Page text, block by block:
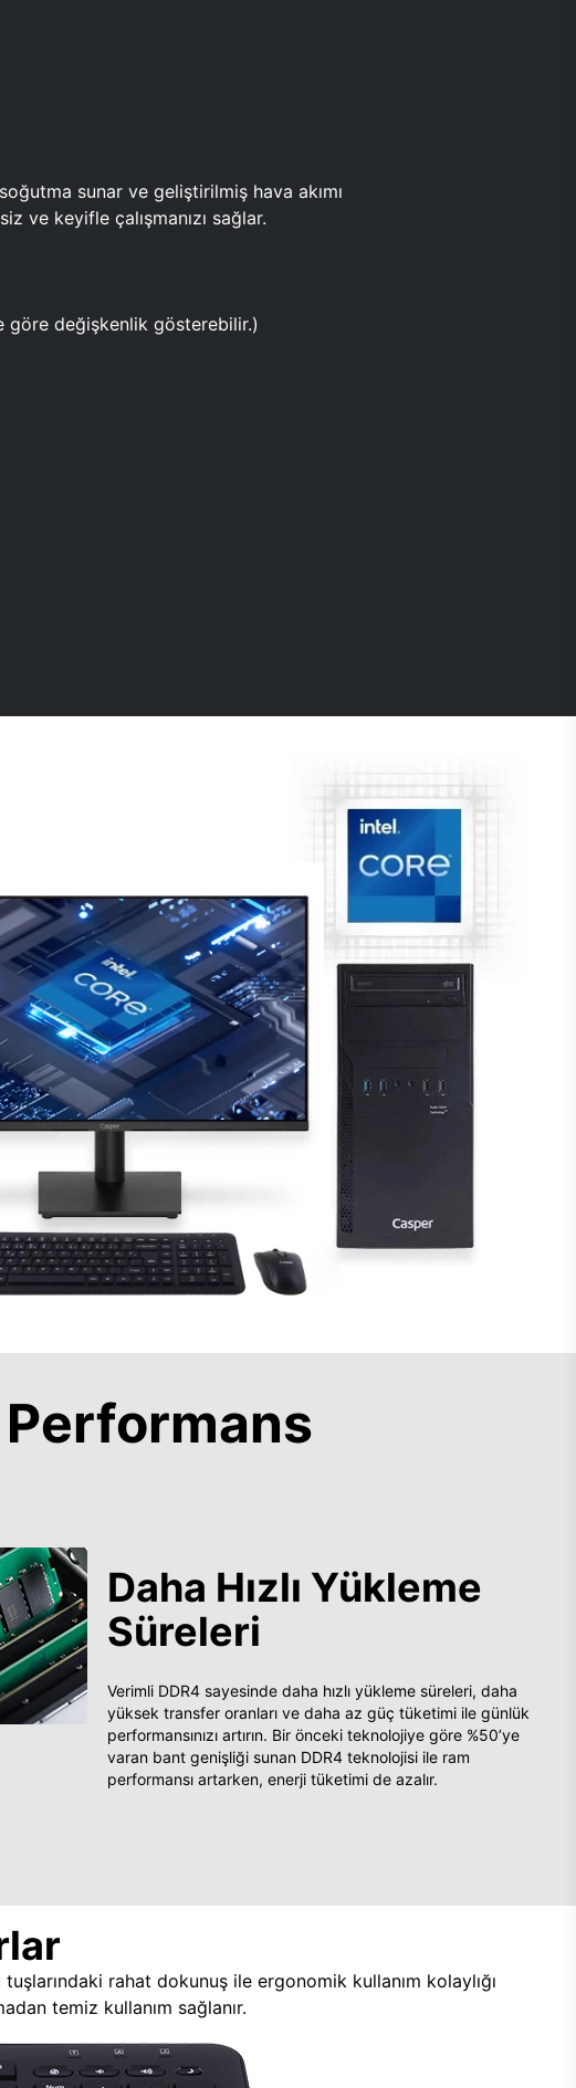
sunar ve geliştirilmiş hava akımı
ve keyifle çalışmanızı sağlar.
göre değişkenlik gösterebilir.)
Daha Hızlı Yükleme
Süreleri
Verimli DDR4 sayesinde daha hızlı yükleme süreleri, daha
yüksek transfer oranları ve daha az güç tüketimi ile günlük
performansınızı artırın. Bir önceki teknolojiye göre %50’ye
varan bant genişliği sunan DDR4 teknolojisi ile ram
performansı artarken, enerji tüketimi de azalır.
rahat dokunuş ile ergonomik kullanım kolaylığı
temiz kullanım sağlanır.